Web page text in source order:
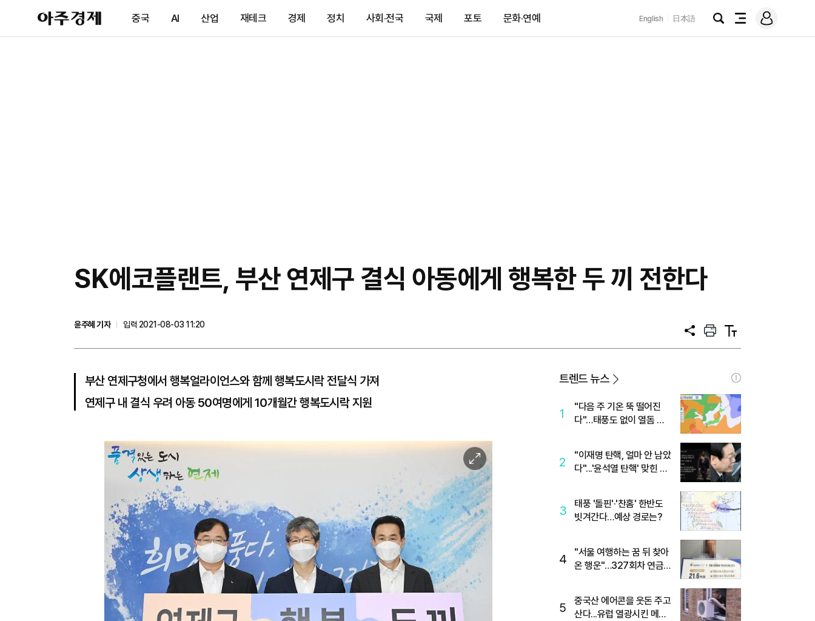
아
주
제
중국 AI 산업 재테크 경제 정치 사회·전국 국제 포토 문화·연예 English 日本語
검
전
메
그
​SK에코플랜트, 부산 연제구 결식 아동에게 행복한 두 끼 전한다
윤주혜 기자
입력 2021-08-03 11:20
공
프
트
텍
트
부산 연제구청에서 행복얼라이언스와 함께 행복도시락 전달식 가져
연제구 내 결식 우려 아동 50여명에게 10개월간 행복도시락 지원
이
미
지
확
대
트렌드 뉴스
1
"다음 주 기온 뚝 떨어진
다"…태풍도 없이 열돔 박
2
"이재명 탄핵, 얼마 안 남았
다"...'윤석열 탄핵' 맞힌 무
3
태풍 '돌핀'·'찬홈' 한반도
빗겨간다…예상 경로는?
4
"서울 여행하는 꿈 뒤 찾아
온 행운"…327회차 연금
5
중국산 에어콘을 웃돈 주고
산다...유럽 열광시킨 메이